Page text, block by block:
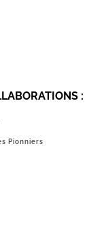
:
Pionniers